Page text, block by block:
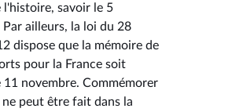
l'histoire, savoir le 5
Par ailleurs, la loi du 28
dispose que la mémoire de
pour la France soit
11 novembre. Commémorer
ne peut être fait dans la